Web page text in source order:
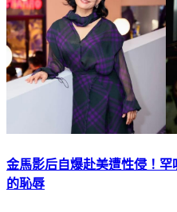
金馬影后自爆赴美遭性侵！
的恥辱